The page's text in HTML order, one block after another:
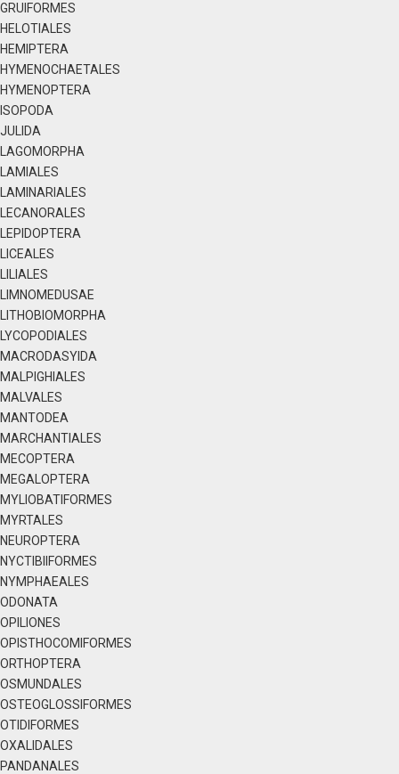
GRUIFORMES
HELOTIALES
HEMIPTERA
HYMENOCHAETALES
HYMENOPTERA
ISOPODA
JULIDA
LAGOMORPHA
LAMIALES
LAMINARIALES
LECANORALES
LEPIDOPTERA
LICEALES
LILIALES
LIMNOMEDUSAE
LITHOBIOMORPHA
LYCOPODIALES
MACRODASYIDA
MALPIGHIALES
MALVALES
MANTODEA
MARCHANTIALES
MECOPTERA
MEGALOPTERA
MYLIOBATIFORMES
MYRTALES
NEUROPTERA
NYCTIBIIFORMES
NYMPHAEALES
ODONATA
OPILIONES
OPISTHOCOMIFORMES
ORTHOPTERA
OSMUNDALES
OSTEOGLOSSIFORMES
OTIDIFORMES
OXALIDALES
PANDANALES